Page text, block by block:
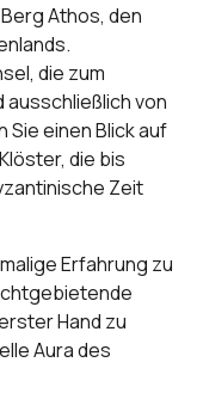
Athos, den
die zum
von
einen Blick auf
die bis
Zeit
Erfahrung zu
Hand zu
Aura des